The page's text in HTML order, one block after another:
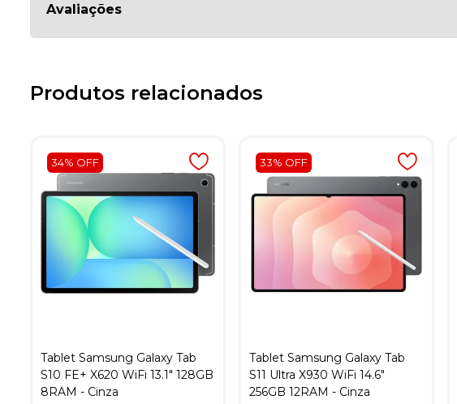
Avaliações
Produtos relacionados
34% OFF
Tablet Samsung Galaxy Tab
S10 FE+ X620 WiFi 13.1" 128GB
8RAM - Cinza
33% OFF
Tablet Samsung Galaxy Tab
S11 Ultra X930 WiFi 14.6"
256GB 12RAM - Cinza